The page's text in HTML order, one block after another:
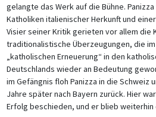
gelangte das Werk auf die Bühne.
Katholiken italienischer Herkunft und
Visier seiner Kritik gerieten vor allem die
traditionalistische Überzeugungen, die
„katholischen Erneuerung“ in den
Deutschlands wieder an Bedeutung
im Gefängnis floh Panizza in die Schweiz
Jahre später nach Bayern zurück. Hier
Erfolg beschieden, und er blieb weiterhin